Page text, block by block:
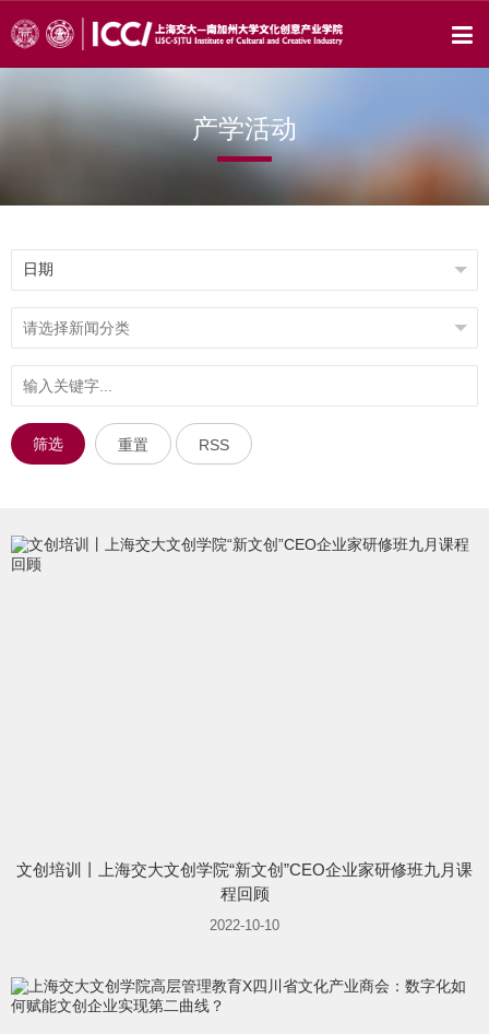
产学活动
筛选 重置 RSS
文创培训丨上海交大文创学院“新文创”CEO企业家研修班九月课
程回顾
2022-10-10